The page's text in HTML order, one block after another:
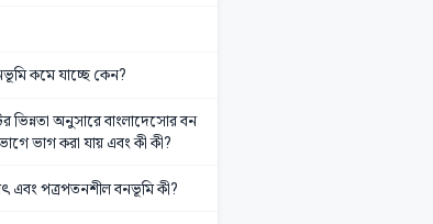
কমে যাচ্ছে কেন?
ভিন্নতা অনুসারে বাংলাদেসোর বন
ভাগ করা যায় এবং কী কী?
এবং পত্রপতনশীল বনভূমি কী?